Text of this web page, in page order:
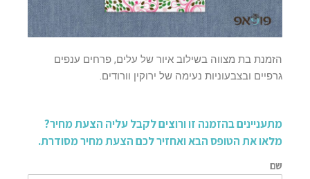
הזמנת בת מצווה בשילוב איור של עלים, פרחים ענפים
גרפיים ובצבעוניות נעימה של ירוקין וורודים.
מתעניינים בהזמנה זו ורוצים לקבל עליה הצעת מחיר?
מלאו את הטופס הבא ואחזיר לכם הצעת מחיר מסודרת.
שם